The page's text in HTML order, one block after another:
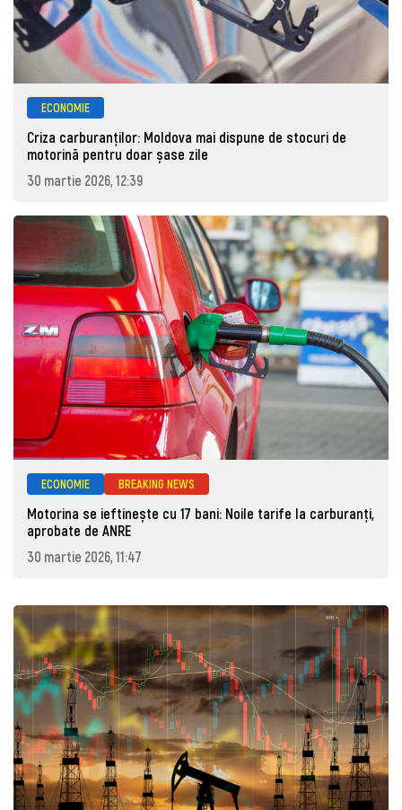
ECONOMIE
Criza carburanților: Moldova mai dispune de stocuri de
motorină pentru doar șase zile
30 martie 2026, 12:39
ECONOMIE BREAKING NEWS
Motorina se ieftinește cu 17 bani: Noile tarife la carburanți,
aprobate de ANRE
30 martie 2026, 11:47